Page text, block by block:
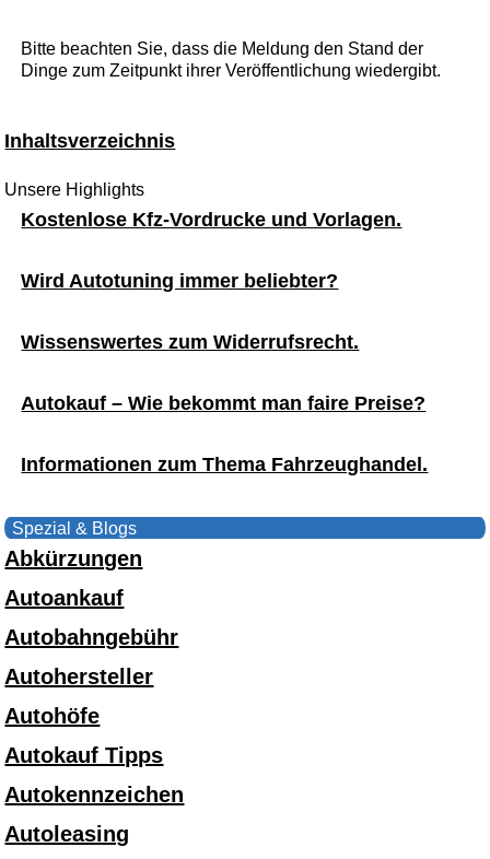
Bitte beachten Sie, dass die Meldung den Stand der
Dinge zum Zeitpunkt ihrer Veröffentlichung wiedergibt.
Inhaltsverzeichnis
Unsere Highlights
Kostenlose Kfz-Vordrucke und Vorlagen.
Wird Autotuning immer beliebter?
Wissenswertes zum Widerrufsrecht.
Autokauf – Wie bekommt man faire Preise?
Informationen zum Thema Fahrzeughandel.
Spezial & Blogs
Abkürzungen
Autoankauf
Autobahngebühr
Autohersteller
Autohöfe
Autokauf Tipps
Autokennzeichen
Autoleasing